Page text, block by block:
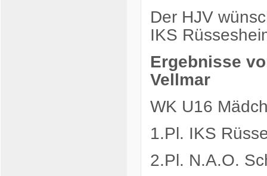
Der HJV
IKS
Ergebnisse
Vellmar
WK U16
1.Pl. IKS
2.Pl. N.A.O.